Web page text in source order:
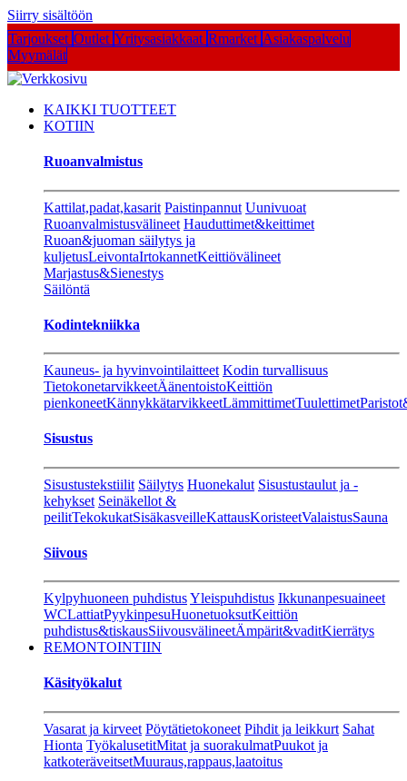
Siirry sisältöön
Tarjoukset Outlet Yritysasiakkaat Rmarket Asiakaspalvelu
Myymälät
KAIKKI TUOTTEET
KOTIIN
Ruoanvalmistus
Kattilat,padat,kasarit Paistinpannut Uunivuoat
Ruoanvalmistusvälineet Hauduttimet&keittimet
Ruoan&juoman säilytys ja
kuljetusLeivontaIrtokannetKeittiövälineet
Marjastus&Sienestys
Säilöntä
Kodintekniikka
Kauneus- ja hyvinvointilaitteet Kodin turvallisuus
TietokonetarvikkeetÄänentoistoKeittiön
pienkoneetKännykkätarvikkeetLämmittimetTuulettimet
Sisustus
Sisustustekstiilit Säilytys Huonekalut Sisustustaulut ja -
kehykset Seinäkellot &
peilitTekokukatSisäkasveilleKattausKoristeetValaistusSauna
Siivous
Kylpyhuoneen puhdistusYleispuhdistus Ikkunanpesuaineet
WCLattiatPyykinpesuHuonetuoksutKeittiön
puhdistus&tiskausSiivousvälineetÄmpärit&vaditKierrätys
REMONTOINTIIN
Käsityökalut
Vasarat ja kirveet Pöytätietokoneet Pihdit ja leikkurt Sahat
Hionta TyökalusetitMitat ja suorakulmatPuukot ja
katkoteräveitsetMuuraus,rappaus,laatoitus